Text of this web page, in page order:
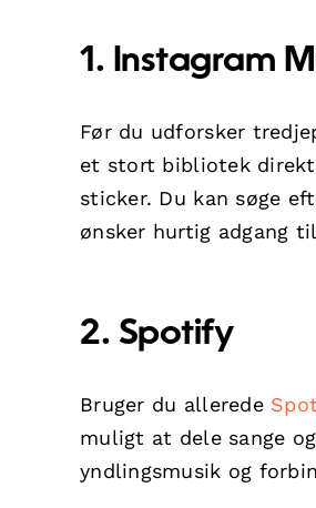
1. Instagram
Før du udforsker
et stort bibliotek
sticker. Du kan søge
ønsker hurtig adgang
2. Spotify
Bruger du allerede
muligt at dele sange
yndlingsmusik og